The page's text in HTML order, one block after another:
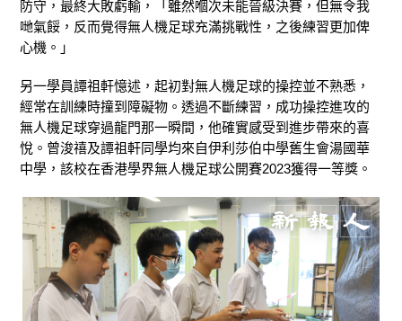
防守，最終大敗虧輸，「雖然嗰次未能晉級決賽，但無令我
哋氣餒，反而覺得無人機足球充滿挑戰性，之後練習更加俾
心機。」
另一學員譚祖軒憶述，起初對無人機足球的操控並不熟悉，
經常在訓練時撞到障礙物。透過不斷練習，成功操控進攻的
無人機足球穿過龍門那一𣊬間，他確實感受到進步帶來的喜
悅。曾浚禧及譚祖軒同學均來自伊利莎伯中學舊生會湯國華
中學，該校在香港學界無人機足球公開賽2023獲得一等獎。